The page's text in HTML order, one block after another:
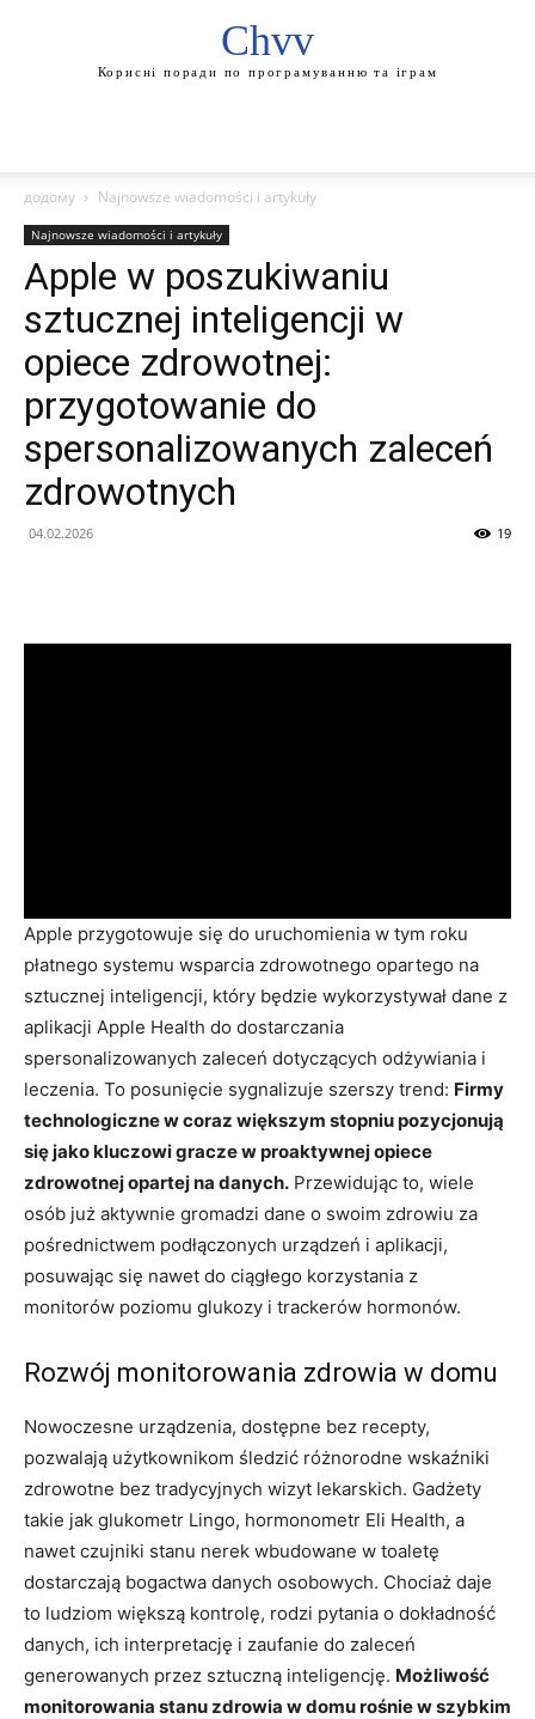
Chvv
Корисні поради по програмуванню та іграм
додому Najnowsze wiadomości i artykuły
Najnowsze wiadomości i artykuły
Apple w poszukiwaniu
sztucznej inteligencji w
opiece zdrowotnej:
przygotowanie do
spersonalizowanych zaleceń
zdrowotnych
04.02.2026 19
Apple przygotowuje się do uruchomienia w tym roku
płatnego systemu wsparcia zdrowotnego opartego na
sztucznej inteligencji, który będzie wykorzystywał dane z
aplikacji Apple Health do dostarczania
spersonalizowanych zaleceń dotyczących odżywiania i
leczenia. To posunięcie sygnalizuje szerszy trend: Firmy
technologiczne w coraz większym stopniu pozycjonują
się jako kluczowi gracze w proaktywnej opiece
zdrowotnej opartej na danych. Przewidując to, wiele
osób już aktywnie gromadzi dane o swoim zdrowiu za
pośrednictwem podłączonych urządzeń i aplikacji,
posuwając się nawet do ciągłego korzystania z
monitorów poziomu glukozy i trackerów hormonów.
Rozwój monitorowania zdrowia w domu
Nowoczesne urządzenia, dostępne bez recepty,
pozwalają użytkownikom śledzić różnorodne wskaźniki
zdrowotne bez tradycyjnych wizyt lekarskich. Gadżety
takie jak glukometr Lingo, hormonometr Eli Health, a
nawet czujniki stanu nerek wbudowane w toaletę
dostarczają bogactwa danych osobowych. Chociaż daje
to ludziom większą kontrolę, rodzi pytania o dokładność
danych, ich interpretację i zaufanie do zaleceń
generowanych przez sztuczną inteligencję. Możliwość
monitorowania stanu zdrowia w domu rośnie w szybkim